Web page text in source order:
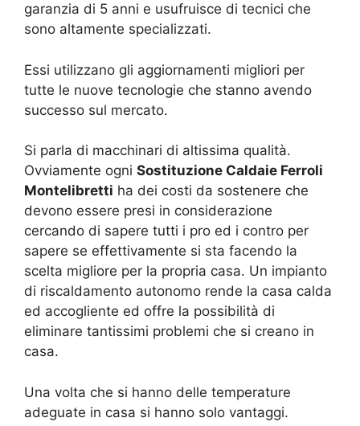
garanzia di 5 anni e usufruisce di tecnici che
sono altamente specializzati.
Essi utilizzano gli aggiornamenti migliori per
tutte le nuove tecnologie che stanno avendo
successo sul mercato.
Si parla di macchinari di altissima qualità.
Ovviamente ogni Sostituzione Caldaie Ferroli
Montelibretti ha dei costi da sostenere che
devono essere presi in considerazione
cercando di sapere tutti i pro ed i contro per
sapere se effettivamente si sta facendo la
scelta migliore per la propria casa. Un impianto
di riscaldamento autonomo rende la casa calda
ed accogliente ed offre la possibilità di
eliminare tantissimi problemi che si creano in
casa.
Una volta che si hanno delle temperature
adeguate in casa si hanno solo vantaggi.